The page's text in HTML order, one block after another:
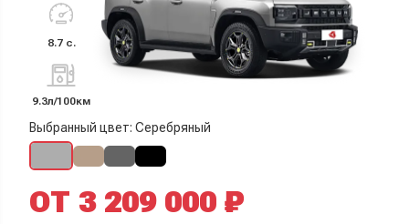
8.7 с.
9.3л/100км
Выбранный цвет: Серебряный
ОТ 3 209 000 ₽